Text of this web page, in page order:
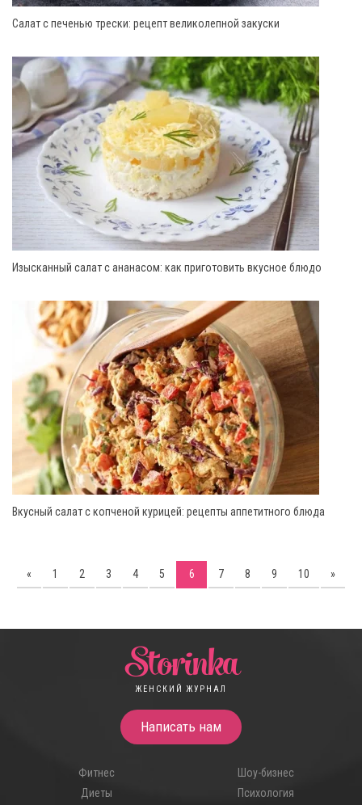
Салат с печенью трески: рецепт великолепной закуски
Изысканный салат с ананасом: как приготовить вкусное блюдо
Вкусный салат с копченой курицей: рецепты аппетитного блюда
« 1 2 3 4 5 6 7 8 9 10 »
Storinka
ЖЕНСКИЙ ЖУРНАЛ
Написать нам
Фитнес
Шоу-бизнес
Диеты
Психология